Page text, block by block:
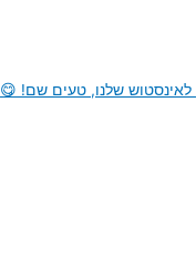
לאינסטוש שלנו, טעים שם! 😋